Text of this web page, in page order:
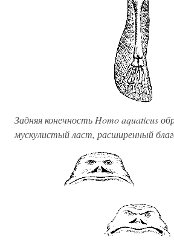
Задняя конечность Homo aquaticus
мускулистый ласт, расширенный